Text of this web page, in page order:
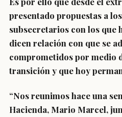
presentado propuestas a
subsecretarios con los que
dicen relación con que se
comprometidos por medio
transición y que hoy
“Nos reunimos hace una
Hacienda, Mario Marcel,